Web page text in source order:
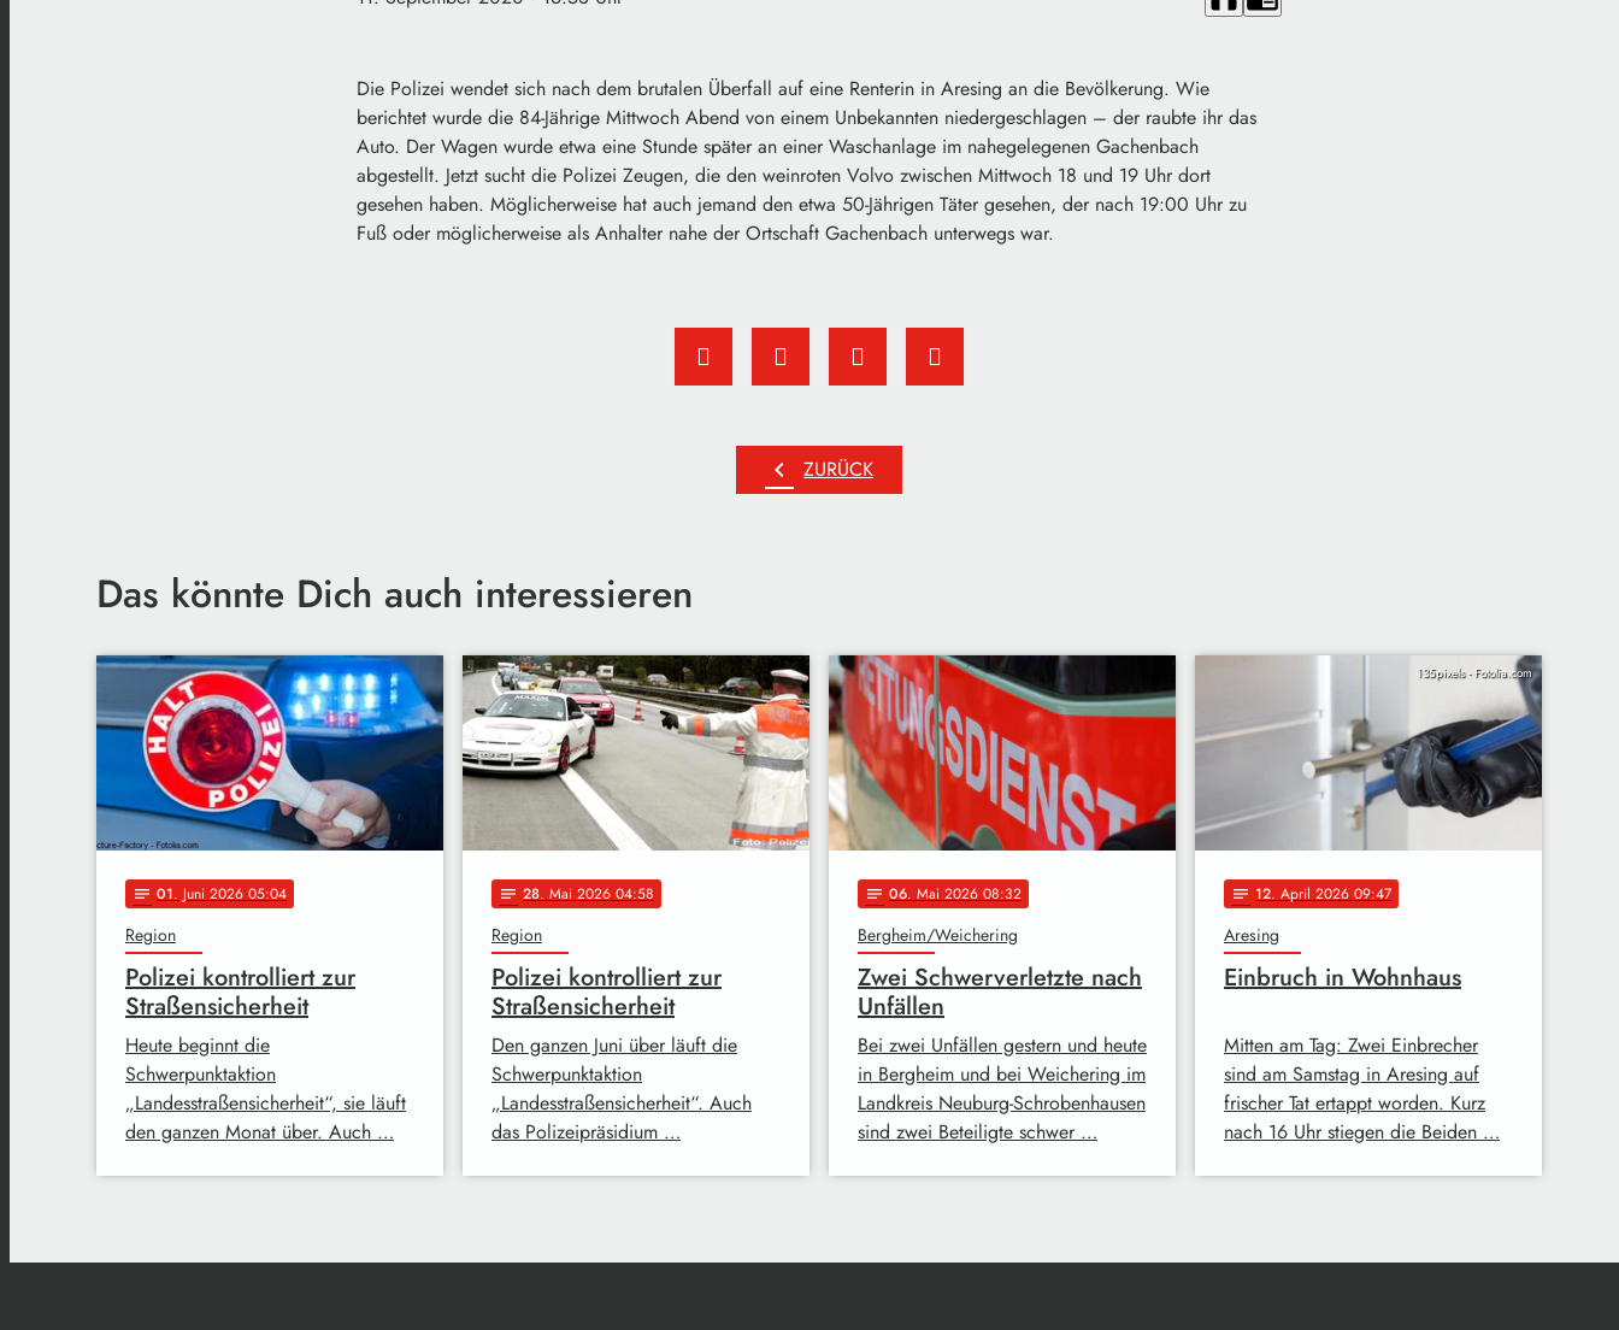
Die Polizei wendet sich nach dem brutalen Überfall auf eine Renterin in Aresing an die Bevölkerung. Wie
berichtet wurde die 84-Jährige Mittwoch Abend von einem Unbekannten niedergeschlagen – der raubte ihr das
Auto. Der Wagen wurde etwa eine Stunde später an einer Waschanlage im nahegelegenen Gachenbach
abgestellt. Jetzt sucht die Polizei Zeugen, die den weinroten Volvo zwischen Mittwoch 18 und 19 Uhr dort
gesehen haben. Möglicherweise hat auch jemand den etwa 50-Jährigen Täter gesehen, der nach 19:00 Uhr zu
Fuß oder möglicherweise als Anhalter nahe der Ortschaft Gachenbach unterwegs war.
chevron_left ZURÜCK
Das könnte Dich auch interessieren
notes 01. Juni 2026 05:04
Region
Polizei kontrolliert zur
Straßensicherheit
Heute beginnt die
Schwerpunktaktion
„Landesstraßensicherheit“, sie läuft
den ganzen Monat über. Auch …
notes 28. Mai 2026 04:58
Region
Polizei kontrolliert zur
Straßensicherheit
Den ganzen Juni über läuft die
Schwerpunktaktion
„Landesstraßensicherheit“. Auch
das Polizeipräsidium …
notes 06. Mai 2026 08:32
Bergheim/Weichering
Zwei Schwerverletzte nach
Unfällen
Bei zwei Unfällen gestern und heute
in Bergheim und bei Weichering im
Landkreis Neuburg-Schrobenhausen
sind zwei Beteiligte schwer …
135pixels - Fotolia.com
notes 12. April 2026 09:47
Aresing
Einbruch in Wohnhaus
Mitten am Tag: Zwei Einbrecher
sind am Samstag in Aresing auf
frischer Tat ertappt worden. Kurz
nach 16 Uhr stiegen die Beiden …